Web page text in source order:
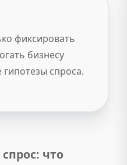
фиксировать
бизнесу
спроса.
что